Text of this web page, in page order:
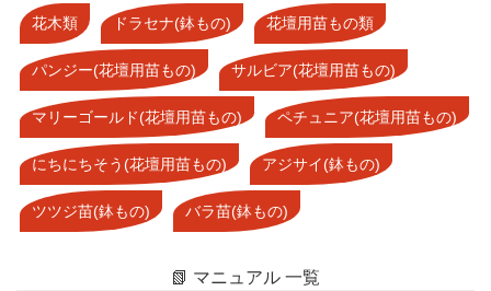
花木類 ドラセナ(鉢もの) 花壇用苗もの類
パンジー(花壇用苗もの) サルビア(花壇用苗もの)
マリーゴールド(花壇用苗もの) ペチュニア(花壇用苗もの)
にちにちそう(花壇用苗もの) アジサイ(鉢もの)
ツツジ苗(鉢もの) バラ苗(鉢もの)
📗 マニュアル 一覧